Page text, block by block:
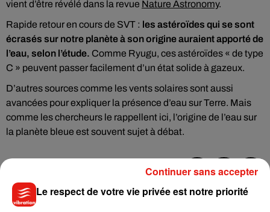
vient d’être révélé dans la revue Nature Astronomy.
Rapide retour en cours de SVT : les astéroïdes qui se sont
écrasés sur notre planète à son origine auraient apporté de
l’eau, selon l’étude. Comme Ryugu, ces astéroïdes « de type
C » peuvent passer facilement d’un état solide à gazeux.
D’autres sources comme les vents solaires sont aussi
avancées pour expliquer la présence d’eau sur Terre. Mais
comme les chercheurs le rappellent ici, l’origine de l’eau sur
la planète bleue est souvent sujet à débat.
MusiqueLe respect de votre vie privée est notre priorité
Continuer sans accepter